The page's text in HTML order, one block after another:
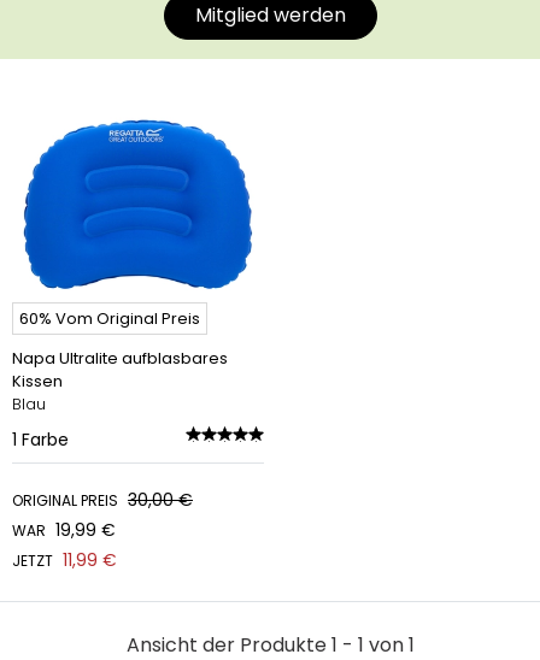
Mitglied werden
60% Vom Original Preis
Napa Ultralite aufblasbares
Kissen
Blau
1 Farbe
ORIGINAL PREIS 30,00 €
WAR 19,99 €
JETZT 11,99 €
Ansicht der Produkte 1 - 1 von 1